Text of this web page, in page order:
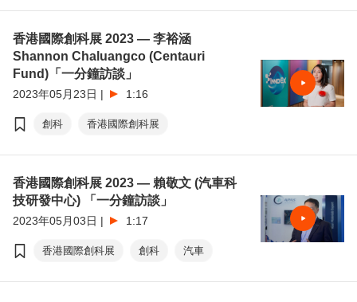
香港國際授權展
亞洲授權業會議
港•潮流
成就機遇•首選香港
香港國際創科展 2023 — 李裕涵
Shannon Chaluangco (Centauri
Fund)「一分鐘訪談」
2023年05月23日 | 1:16
創科 香港國際創科展
香港國際創科展 2023 — 賴敬文 (汽車科
技研發中心) 「一分鐘訪談」
2023年05月03日 | 1:17
香港國際創科展 創科 汽車